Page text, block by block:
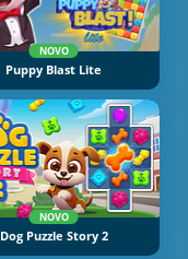
NOVO
Puppy Blast Lite
NOVO
Dog Puzzle Story 2